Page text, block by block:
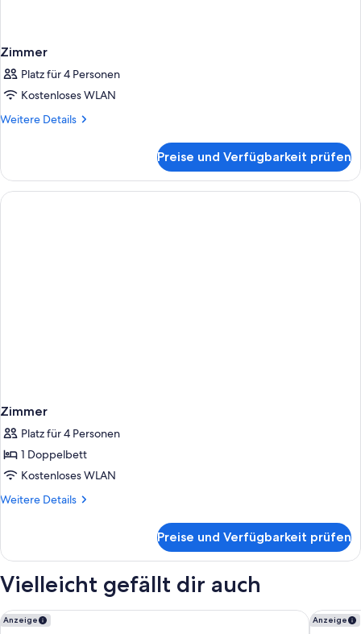
Zimmer
Platz für 4 Personen
Kostenloses WLAN
Weitere Details
Weitere
Preise und Verfügbarkeit prüfen
Zimmer
Platz für 4 Personen
1 Doppelbett
Kostenloses WLAN
Weitere Details
Weitere
Preise und Verfügbarkeit prüfen
Vielleicht gefällt dir auch
Anzeige
Melia Vienna Anzeige